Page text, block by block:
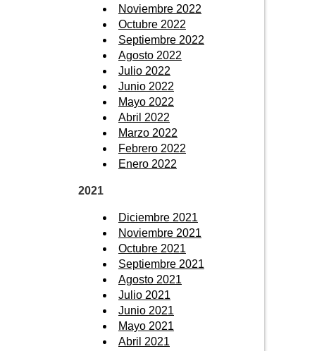
Noviembre 2022
Octubre 2022
Septiembre 2022
Agosto 2022
Julio 2022
Junio 2022
Mayo 2022
Abril 2022
Marzo 2022
Febrero 2022
Enero 2022
2021
Diciembre 2021
Noviembre 2021
Octubre 2021
Septiembre 2021
Agosto 2021
Julio 2021
Junio 2021
Mayo 2021
Abril 2021